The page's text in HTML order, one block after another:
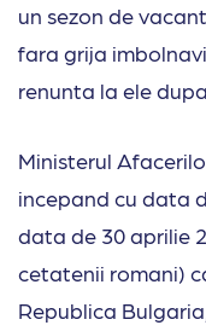
un sezon de
fara grija
renunta la ele
Ministerul
incepand cu data
data de 30 aprilie
cetatenii romani)
Republica